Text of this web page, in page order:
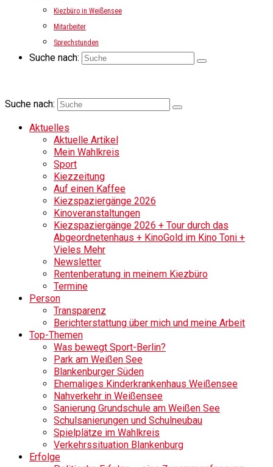
Kiezbüro in Weißensee
Mitarbeiter
Sprechstunden
Suche nach:
Suche nach:
Aktuelles
Aktuelle Artikel
Mein Wahlkreis
Sport
Kiezzeitung
Auf einen Kaffee
Kiezspaziergänge 2026
Kinoveranstaltungen
Kiezspaziergänge 2026 + Tour durch das
Abgeordnetenhaus + KinoGold im Kino Toni +
Vieles Mehr
Newsletter
Rentenberatung in meinem Kiezbüro
Termine
Person
Transparenz
Berichterstattung über mich und meine Arbeit
Top-Themen
Was bewegt Sport-Berlin?
Park am Weißen See
Blankenburger Süden
Ehemaliges Kinderkrankenhaus Weißensee
Nahverkehr in Weißensee
Sanierung Grundschule am Weißen See
Schulsanierungen und Schulneubau
Spielplätze im Wahlkreis
Verkehrssituation Blankenburg
Erfolge